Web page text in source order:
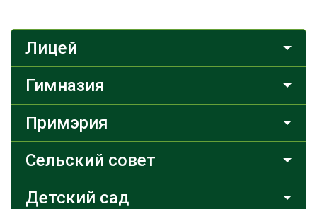
Лицей
Гимназия
Примэрия
Сельский совет
Детский сад